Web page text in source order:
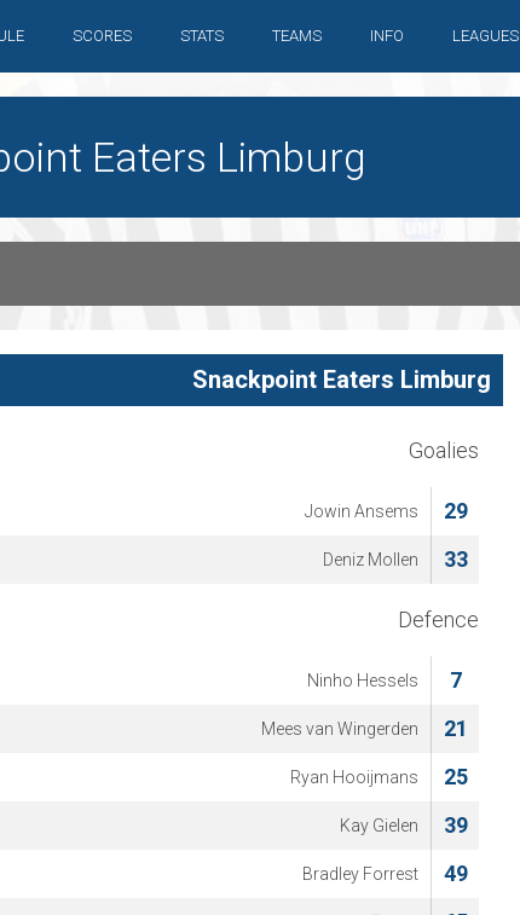
SCORES STATS TEAMS INFO LEAGUES
Eaters Limburg
Snackpoint Eaters Limburg
Goalies
29
Jowin Ansems
33
Deniz Mollen
Defence
7
Ninho Hessels
21
Mees van Wingerden
25
Ryan Hooijmans
39
Kay Gielen
49
Bradley Forrest